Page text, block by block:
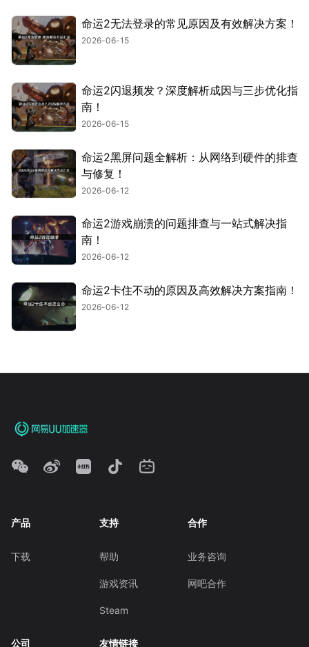
命运2无法登录的常见原因及有效解决方案！
2026-06-15
命运2闪退频发？深度解析成因与三步优化指
南！
2026-06-15
命运2黑屏问题全解析：从网络到硬件的排查
与修复！
2026-06-12
命运2游戏崩溃的问题排查与一站式解决指
南！
2026-06-12
命运2卡住不动的原因及高效解决方案指南！
2026-06-12
产品
下载
支持
帮助
游戏资讯
Steam
合作
业务咨询
网吧合作
公司 友情链接